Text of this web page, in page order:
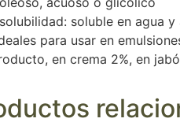
solubilidad: soluble en agua y
para usar en
en crema 2%, en